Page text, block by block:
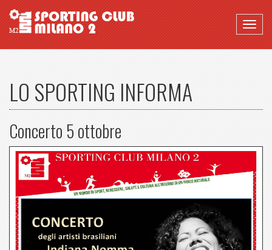
LO SPORTING INFORMA
Concerto 5 ottobre